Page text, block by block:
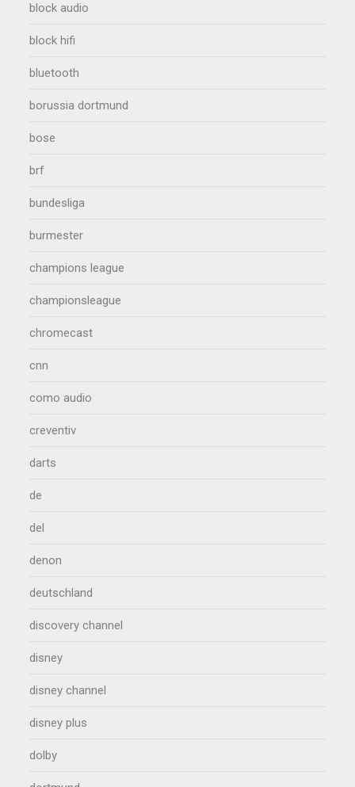
block audio
block hifi
bluetooth
borussia dortmund
bose
brf
bundesliga
burmester
champions league
championsleague
chromecast
cnn
como audio
creventiv
darts
de
del
denon
deutschland
discovery channel
disney
disney channel
disney plus
dolby